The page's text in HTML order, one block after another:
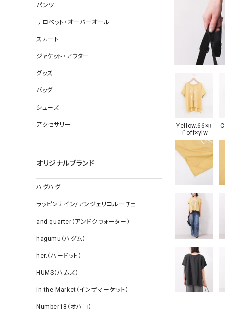
バッグ
靴
ソックス
その他雑
パンツ
サロペット・オーバーオール
スカート
ジャケット・アウター
グッズ
バッグ
シューズ
アクセサリー
オリジナルブランド
ハグハグ
ラッピンナイン/アンジェリコルーチェ
and quarter（アンドクウォーター）
hagumu（ハグム）
her.（ハードット）
HUMS（ハムズ）
in the Market（インザマーケット）
Number18（オハコ）
Yellow.66×ﾛ
ｺﾞoff×ylw